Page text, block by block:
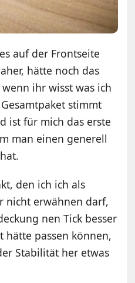
auf der Frontseite
hätte noch das
ihr wisst was ich
stimmt
ist für mich das erste
man einen generell
den ich ich als
nicht erwähnen darf,
nen Tick besser
hätte passen können,
Stabilität her etwas